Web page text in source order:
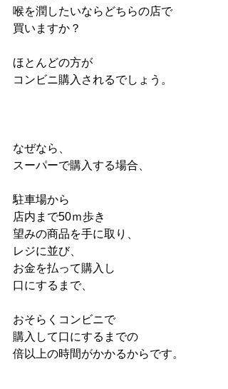
喉を潤したいならどちらの店で
買いますか？
ほとんどの方が
コンビニ購入されるでしょう。
なぜなら、
スーパーで購入する場合、
駐車場から
店内まで50ｍ歩き
望みの商品を手に取り、
レジに並び、
お金を払って購入し
口にするまで、
おそらくコンビニで
購入して口にするまでの
倍以上の時間がかかるからです。